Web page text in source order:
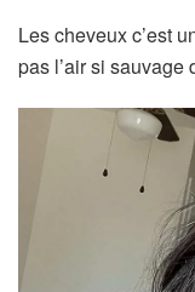
Les cheveux c’est
pas l’air si sauvage